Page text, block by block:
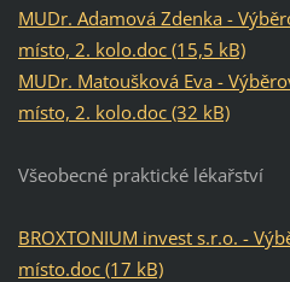
MUDr. Adamová Zdenka -
místo, 2. kolo.doc (15,5 kB)
MUDr. Matoušková Eva -
místo, 2. kolo.doc (32 kB)
Všeobecné praktické lékařství
BROXTONIUM invest s.r.o. -
místo.doc (17 kB)